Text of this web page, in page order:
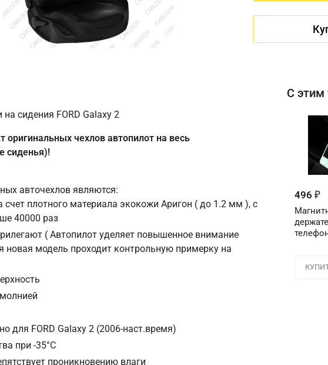
Телефон*
Соглашение об
Для
персональных
в поле ниже
сидения FORD Galaxy 2
оригинальных чехлов автопилот на весь
сиденья)!
авточехлов являются:
плотного материала экокожи Аригон ( до 1.2 мм ), с
40000 раз
( Автопилот уделяет повышенное внимание
новая модель проходит контрольную примерку на
для FORD Galaxy 2 (2006-наст.время)
при -35°С
проникновению влаги
С этим
496 ₽